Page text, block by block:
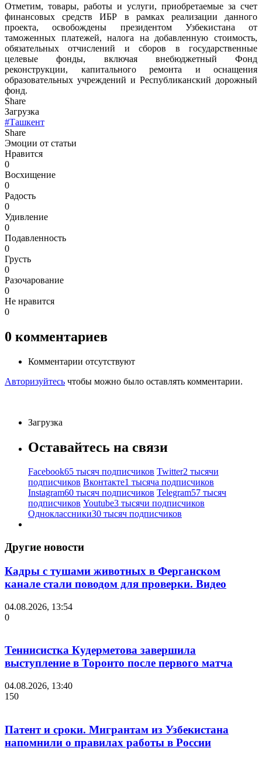
Отметим, товары, работы и услуги, приобретаемые за счет
финансовых средств ИБР в рамках реализации данного
проекта, освобождены президентом Узбекистана от
таможенных платежей, налога на добавленную стоимость,
обязательных отчислений и сборов в государственные
целевые фонды, включая внебюджетный Фонд
реконструкции, капитального ремонта и оснащения
образовательных учреждений и Республиканский дорожный
фонд.
Share
Загрузка
#Ташкент
Share
Эмоции от статьи
Нравится
0
Восхищение
0
Радость
0
Удивление
0
Подавленность
0
Грусть
0
Разочарование
0
Не нравится
0
0 комментариев
Комментарии отсутствуют
Авторизуйтесь чтобы можно было оставлять комментарии.
Загрузка
Оставайтесь на связи
Facebook65 тысяч подписчиков Twitter2 тысячи
подписчиков Вконтакте1 тысяча подписчиков
Instagram60 тысяч подписчиков Telegram57 тысяч
подписчиков Youtube3 тысячи подписчиков
Одноклассники30 тысяч подписчиков
Другие новости
Кадры с тушами животных в Ферганском
канале стали поводом для проверки. Видео
04.08.2026, 13:54
0
Теннисистка Кудерметова завершила
выступление в Торонто после первого матча
04.08.2026, 13:40
150
Патент и сроки. Мигрантам из Узбекистана
напомнили о правилах работы в России